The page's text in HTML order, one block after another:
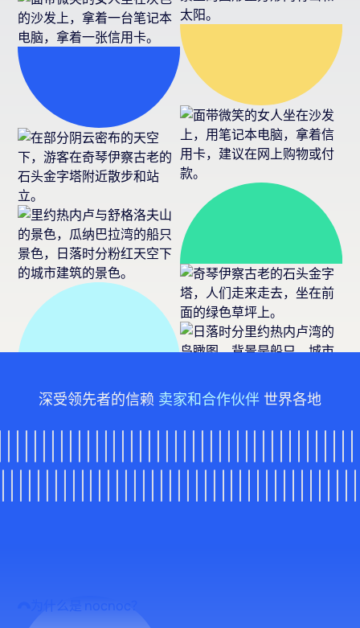
深受领先者的信赖 卖家和合作伙伴 世界各地
为什么是 nocnoc？